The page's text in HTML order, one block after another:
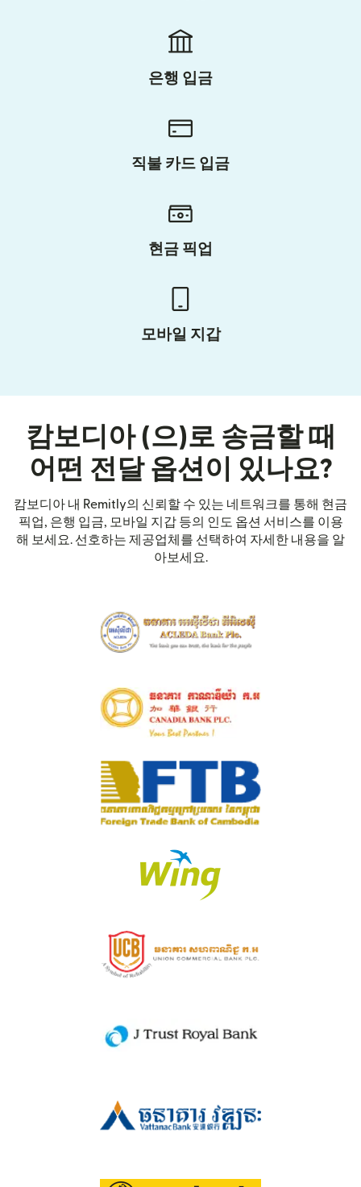
은행 입금
직불 카드 입금
현금 픽업
모바일 지갑
캄보디아 (으)로 송금할 때
어떤 전달 옵션이 있나요?
캄보디아 내 Remitly의 신뢰할 수 있는 네트워크를 통해 현금
픽업, 은행 입금, 모바일 지갑 등의 인도 옵션 서비스를 이용
해 보세요. 선호하는 제공업체를 선택하여 자세한 내용을 알
아보세요.